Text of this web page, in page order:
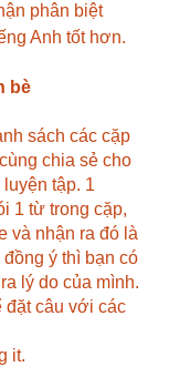
phân biệt
Anh tốt hơn.
bè
sách các cặp
chia sẻ cho
tập. 1
1 từ trong cặp,
và nhận ra đó là
ý thì bạn có
lý do của mình.
đặt câu với các
it.